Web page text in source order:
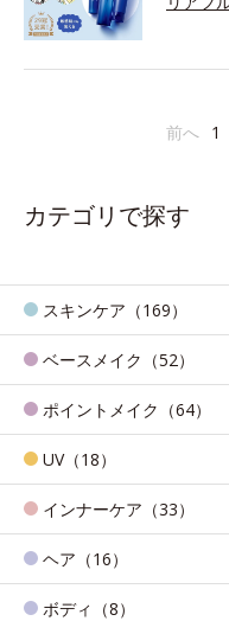
前へ 1
カテゴリで探す
スキンケア（169）
ベースメイク（52）
ポイントメイク（64）
UV（18）
インナーケア（33）
ヘア（16）
ボディ（8）